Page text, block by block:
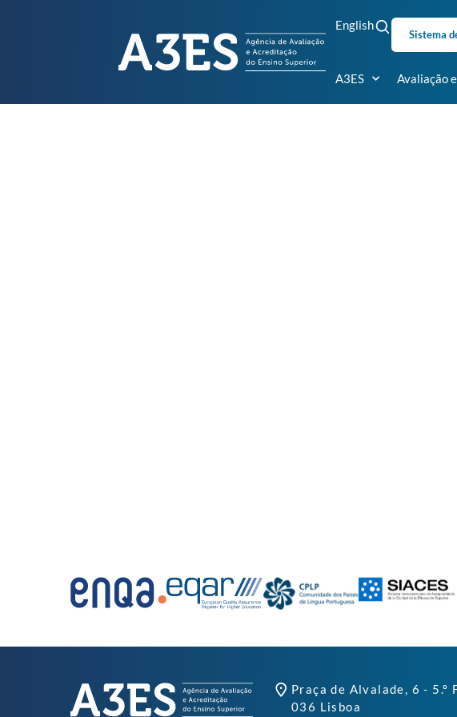
English
Sistema
A3ES Avaliação
Praça de Alvalade, 6 - 5.º
036 Lisboa